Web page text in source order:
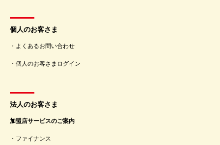
個人のお客さま
よくあるお問い合わせ
個人のお客さまログイン
法人のお客さま
加盟店サービスのご案内
ファイナンス